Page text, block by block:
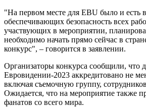
"На первом месте для EBU было и есть
обеспечивающих безопасность всех
участвующих в мероприятии,
необходимо начать прямо сейчас в
конкурс", – говорится в заявлении.
Организаторы конкурса сообщили, что
Евровидении-2023 аккредитовано не
включая съемочную группу,
Ожидается, что на мероприятие также
фанатов со всего мира.